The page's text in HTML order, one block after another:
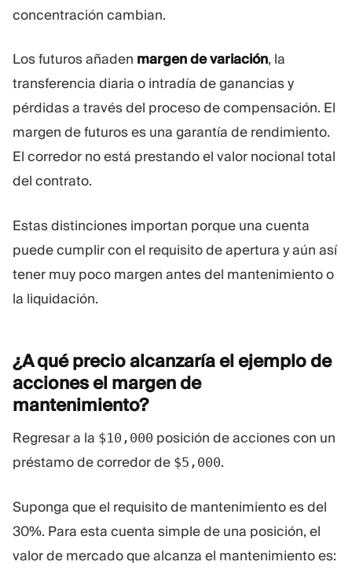
concentración cambian.
Los futuros añaden margen de variación, la
transferencia diaria o intradía de ganancias y
pérdidas a través del proceso de compensación. El
margen de futuros es una garantía de rendimiento.
El corredor no está prestando el valor nocional total
del contrato.
Estas distinciones importan porque una cuenta
puede cumplir con el requisito de apertura y aún así
tener muy poco margen antes del mantenimiento o
la liquidación.
¿A qué precio alcanzaría el ejemplo de
acciones el margen de
mantenimiento?
Regresar a la $10,000 posición de acciones con un
préstamo de corredor de $5,000.
Suponga que el requisito de mantenimiento es del
30%. Para esta cuenta simple de una posición, el
valor de mercado que alcanza el mantenimiento es: